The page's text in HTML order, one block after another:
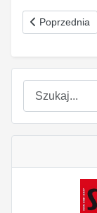
Szukaj
Poprzednia
Poprzednia